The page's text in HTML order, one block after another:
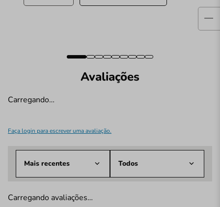
Avaliações
Carregando…
Faça login para escrever uma avaliação.
Mais recentes Todos
Carregando avaliações…